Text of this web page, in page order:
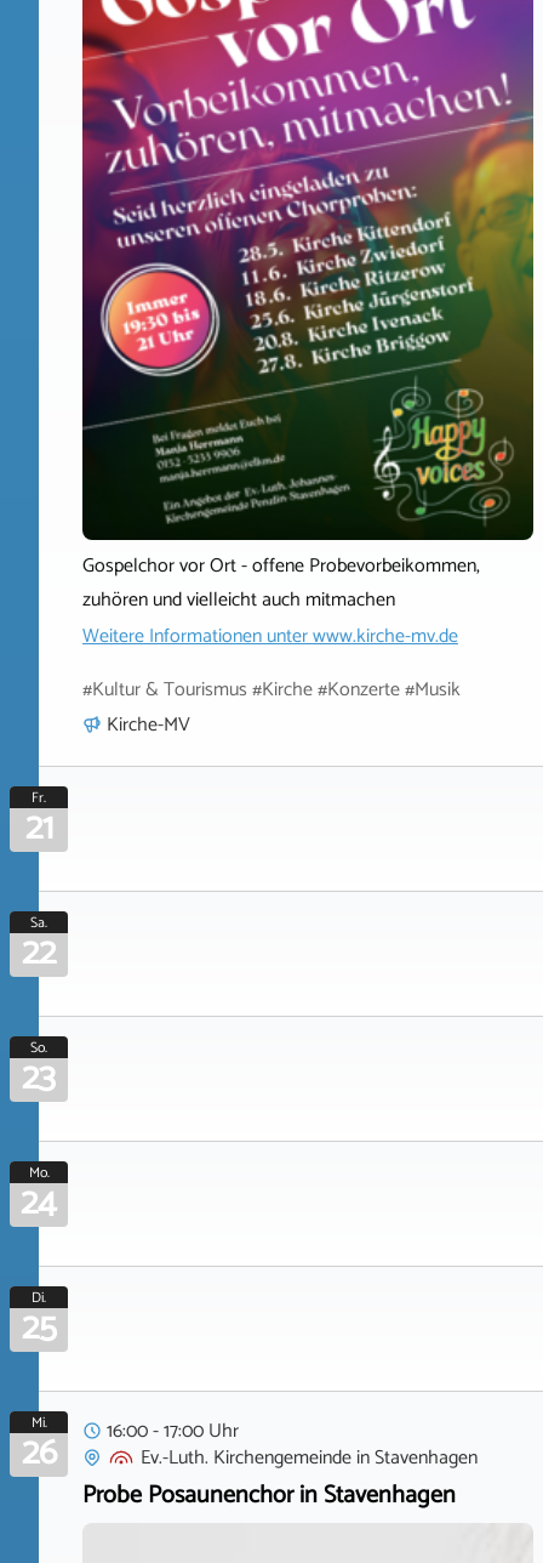
Gospelchor vor Ort - offene Probevorbeikommen,
zuhören und vielleicht auch mitmachen
Weitere Informationen unterwww.kirche-mv.de
#Kultur & Tourismus #Kirche #Konzerte #Musik
Kirche-MV
Fr.
21
Sa.
22
So.
23
Mo.
24
Di.
25
Mi.
26
16:00 - 17:00 Uhr
Ev.-Luth. KirchengemeindeinStavenhagen
Probe Posaunenchor in Stavenhagen